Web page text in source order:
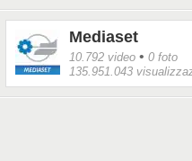
Mediaset
10.792 video • 0 foto
135.951.043